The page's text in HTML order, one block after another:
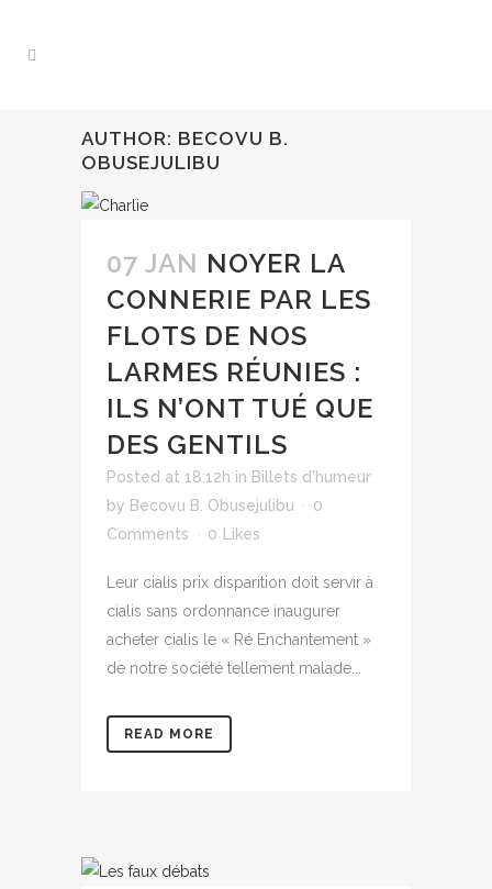
AUTHOR: BECOVU B.
OBUSEJULIBU
07 JAN NOYER LA
CONNERIE PAR LES
FLOTS DE NOS
LARMES RÉUNIES :
ILS N’ONT TUÉ QUE
DES GENTILS
Posted at 18:12h in Billets d'humeur
by Becovu B. Obusejulibu
0
Comments
0 Likes
Leur cialis prix disparition doit servir à
cialis sans ordonnance inaugurer
acheter cialis le « Ré Enchantement »
de notre société tellement malade...
READ MORE